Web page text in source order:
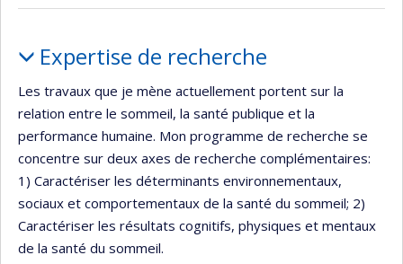
Expertise de recherche
Les travaux que je mène actuellement portent sur la
relation entre le sommeil, la santé publique et la
performance humaine. Mon programme de recherche se
concentre sur deux axes de recherche complémentaires:
1) Caractériser les déterminants environnementaux,
sociaux et comportementaux de la santé du sommeil; 2)
Caractériser les résultats cognitifs, physiques et mentaux
de la santé du sommeil.